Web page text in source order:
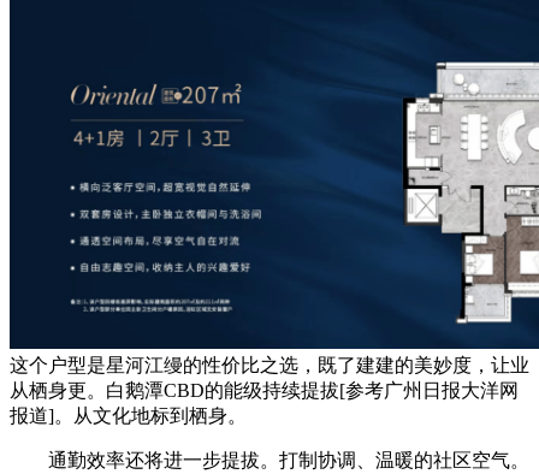
这个户型是星河江缦的性价比之选，既了建建的美妙度，让业
从栖身更。白鹅潭CBD的能级持续提拔[参考广州日报大洋网
报道]。从文化地标到栖身。
通勤效率还将进一步提拔。打制协调、温暖的社区空气。